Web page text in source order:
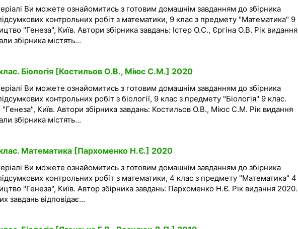
Ви можете ознайомитись з готовим домашнім завданням до збірника
контрольних робіт з математики, 9 клас з предмету "Математика" 9
"Генеза", Київ. Автори збірника завдань: Істер О.С., Єргіна О.В. Рік видання
збірника містять...
Біологія [Костильов О.В., Міюс С.М.] 2020
Ви можете ознайомитись з готовим домашнім завданням до збірника
контрольних робіт з біології, 9 клас з предмету "Біологія" 9 клас.
Київ. Автори збірника завдань: Костильов О.В., Міюс С.М. Рік видання
збірника містять...
Математика [Пархоменко Н.Є.] 2020
Ви можете ознайомитись з готовим домашнім завданням до збірника
контрольних робіт з математики, 4 клас з предмету "Математика" 4
"Генеза", Київ. Автор збірника завдань: Пархоменко Н.Є. Рік видання 2020.
завдань відповідає...